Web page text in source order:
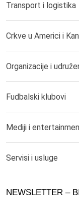
Transport i logistika
Crkve u Americi i
Organizacije i
Fudbalski klubovi
Mediji i
Servisi i usluge
NEWSLETTER –